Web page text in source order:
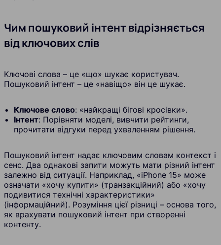
Чим пошуковий інтент відрізняється
від ключових слів
Ключові слова – це «що» шукає користувач.
Пошуковий інтент – це «навіщо» він це шукає.
Ключове слово: «найкращі бігові кросівки».
Інтент: Порівняти моделі, вивчити рейтинги,
прочитати відгуки перед ухваленням рішення.
Пошуковий інтент надає ключовим словам контекст і
сенс. Два однакові запити можуть мати різний інтент
залежно від ситуації. Наприклад, «iPhone 15» може
означати «хочу купити» (транзакційний) або «хочу
подивитися технічні характеристики»
(інформаційний). Розуміння цієї різниці – основа того,
як врахувати пошуковий інтент при створенні
контенту.